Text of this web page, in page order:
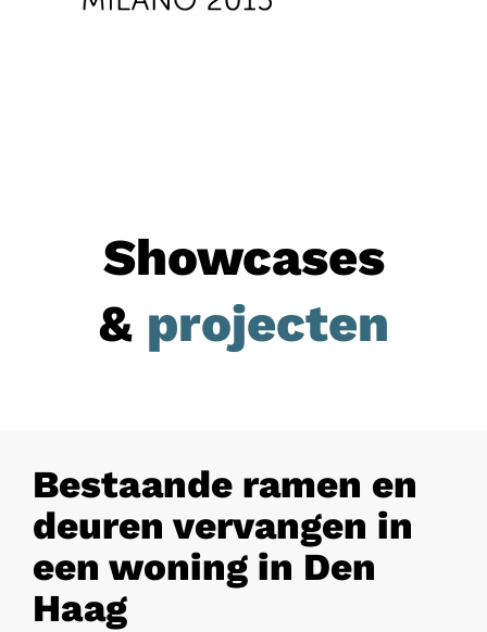
Showcases
& projecten
Bestaande ramen en
deuren vervangen in
een woning in Den
Haag